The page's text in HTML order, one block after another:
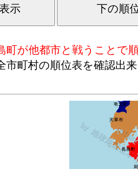
町が他都市と戦うことで
市町村の順位表を確認出